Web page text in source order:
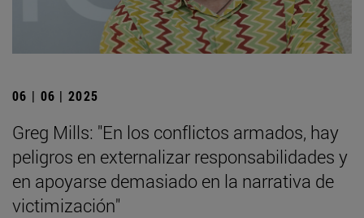
06 | 06 | 2025
Greg Mills: "En los conflictos armados, hay
peligros en externalizar responsabilidades y
en apoyarse demasiado en la narrativa de
victimización"